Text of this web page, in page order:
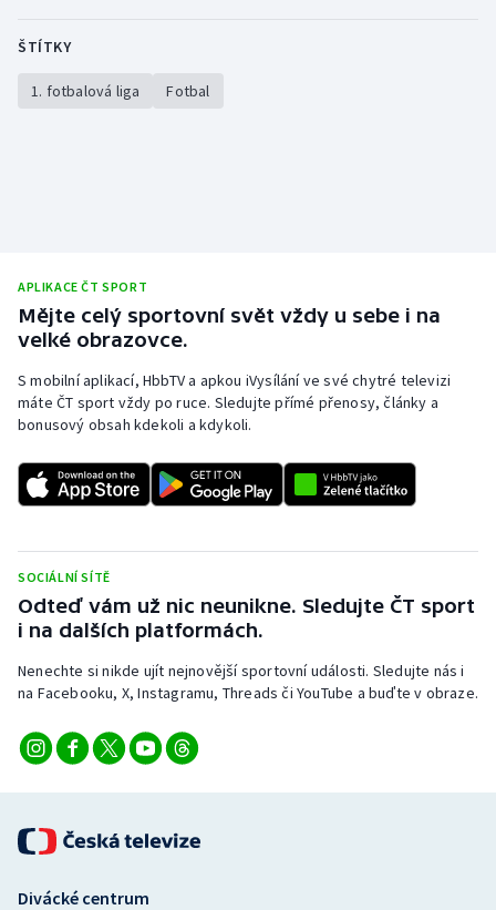
ŠTÍTKY
1. fotbalová liga Fotbal
APLIKACE ČT SPORT
Mějte celý sportovní svět vždy u sebe i na
velké obrazovce.
S mobilní aplikací, HbbTV a apkou iVysílání ve své chytré televizi
máte ČT sport vždy po ruce. Sledujte přímé přenosy, články a
bonusový obsah kdekoli a kdykoli.
SOCIÁLNÍ SÍTĚ
Odteď vám už nic neunikne. Sledujte ČT sport
i na dalších platformách.
Nenechte si nikde ujít nejnovější sportovní události. Sledujte nás i
na Facebooku, X, Instagramu, Threads či YouTube a buďte v obraze.
Divácké centrum